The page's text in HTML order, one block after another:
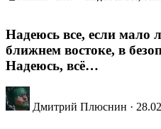
Надеюсь все, если мало
ближнем востоке, в
Надеюсь, всё…
Дмитрий Плюснин ·